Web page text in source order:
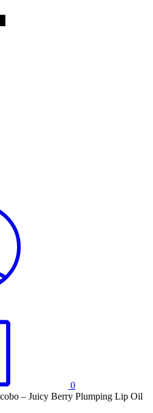
0
– Juicy Berry Plumping Lip Oil